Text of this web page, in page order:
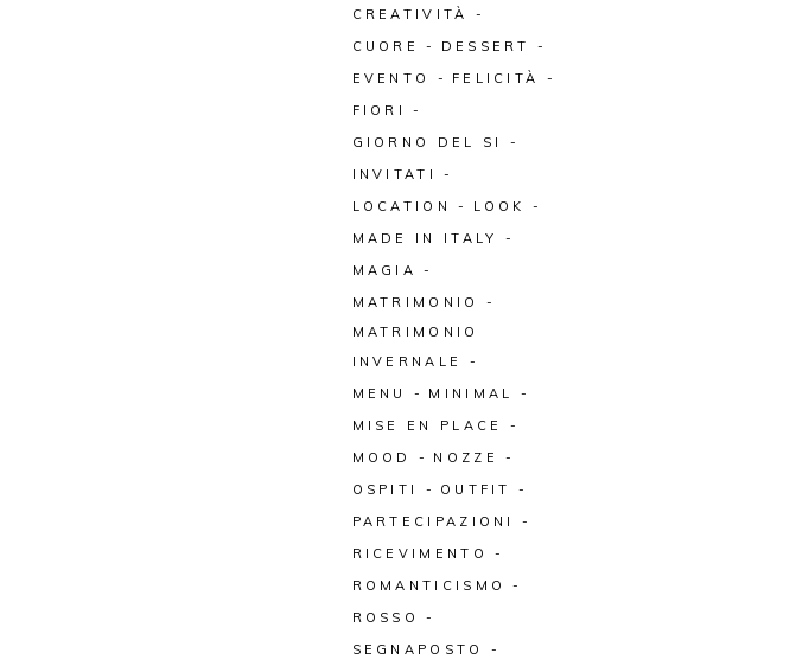
CREATIVITÀ
CUORE
DESSERT
EVENTO
FELICITÀ
FIORI
GIORNO DEL SI
INVITATI
LOCATION
LOOK
MADE IN ITALY
MAGIA
MATRIMONIO
MATRIMONIO
INVERNALE
MENU
MINIMAL
MISE EN PLACE
MOOD
NOZZE
OSPITI
OUTFIT
PARTECIPAZIONI
RICEVIMENTO
ROMANTICISMO
ROSSO
SEGNAPOSTO